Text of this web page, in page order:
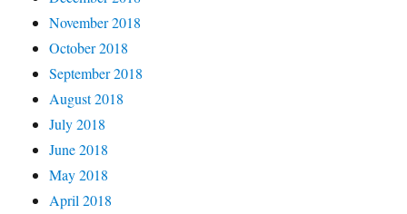
November 2018
October 2018
September 2018
August 2018
July 2018
June 2018
May 2018
April 2018